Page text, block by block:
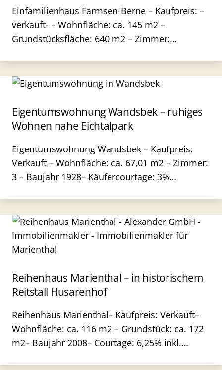
Einfamilienhaus Farmsen-Berne – Kaufpreis: –
verkauft- – Wohnfläche: ca. 145 m2 –
Grundstücksfläche: 640 m2 – Zimmer:…
Eigentumswohnung Wandsbek – ruhiges
Wohnen nahe Eichtalpark
Eigentumswohnung Wandsbek – Kaufpreis:
Verkauft – Wohnfläche: ca. 67,01 m2 – Zimmer:
3 – Baujahr 1928– Käufercourtage: 3%…
Reihenhaus Marienthal – in historischem
Reitstall Husarenhof
Reihenhaus Marienthal– Kaufpreis: Verkauft–
Wohnfläche: ca. 116 m2 – Grundstück: ca. 172
m2– Baujahr 2008– Courtage: 6,25% inkl.…